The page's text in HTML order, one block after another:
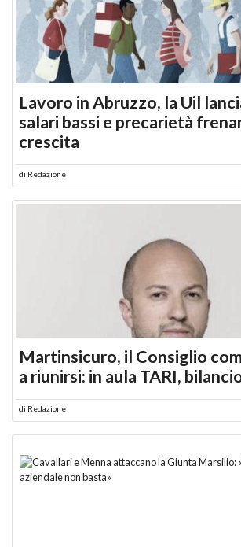
Lavoro in Abruzzo, la Uil
salari bassi e precarietà
crescita
di Redazione
Martinsicuro, il Consiglio
a riunirsi: in aula TARI,
di Redazione